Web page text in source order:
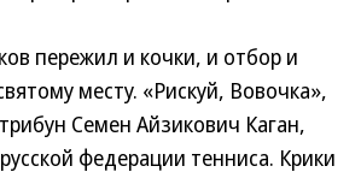
пережил и кочки, и отбор и
месту. «Рискуй, Вовочка»,
Семен Айзикович Каган,
федерации тенниса. Крики